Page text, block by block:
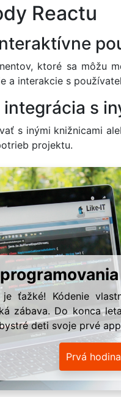
Reactu
ktoré sa môžu
a interakcie s
s
s inými knižnicami
projektu.
je ťažké! Kódenie
zábava. Do konca
deti svoje prvé
Prvá